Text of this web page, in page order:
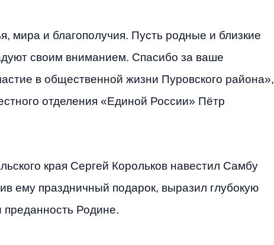
мира и благополучия. Пусть родные и близкие
своим вниманием. Спасибо за ваше
в общественной жизни Пуровского района»,
отделения «Единой России» Пётр
края Сергей Корольков навестил Самбу
ему праздничный подарок, выразил глубокую
преданность Родине.